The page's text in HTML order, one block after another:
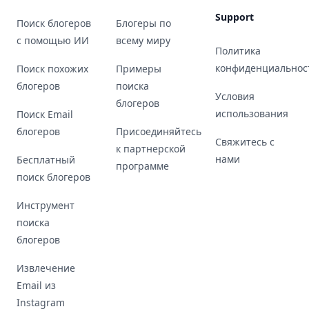
Поиск блогеров
с помощью ИИ
Поиск похожих
блогеров
Поиск Email
блогеров
Бесплатный
поиск блогеров
Инструмент
поиска
блогеров
Извлечение
Email из
Instagram
Блогеры по
всему миру
Примеры
поиска
блогеров
Присоединяйтесь
к партнерской
программе
Support
Политика
Условия
использования
Свяжитесь с
нами